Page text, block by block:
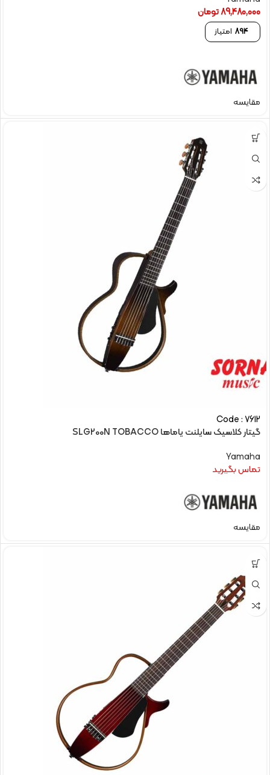
89,480,000تومان
894 امتیاز
مقایسه
Code : 7612
گیتار کلاسیک سایلنت یاماها SLG200N TOBACCO
Yamaha
تماس بگیرید
مقایسه